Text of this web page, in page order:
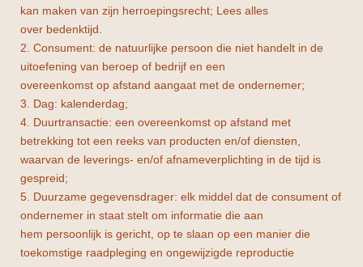
kan maken van zijn herroepingsrecht; Lees alles
over bedenktijd.
2. Consument: de natuurlijke persoon die niet handelt in de
uitoefening van beroep of bedrijf en een
overeenkomst op afstand aangaat met de ondernemer;
3. Dag: kalenderdag;
4. Duurtransactie: een overeenkomst op afstand met
betrekking tot een reeks van producten en/of diensten,
waarvan de leverings- en/of afnameverplichting in de tijd is
gespreid;
5. Duurzame gegevensdrager: elk middel dat de consument of
ondernemer in staat stelt om informatie die aan
hem persoonlijk is gericht, op te slaan op een manier die
toekomstige raadpleging en ongewijzigde reproductie